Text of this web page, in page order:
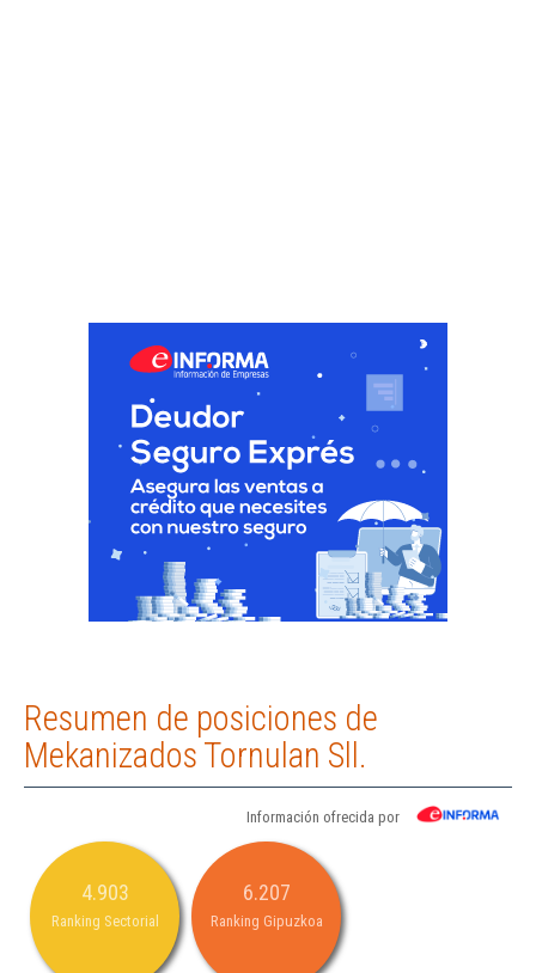
Resumen de posiciones de
Mekanizados Tornulan Sll.
Información ofrecida por
4.903
Ranking Sectorial
6.207
Ranking Gipuzkoa